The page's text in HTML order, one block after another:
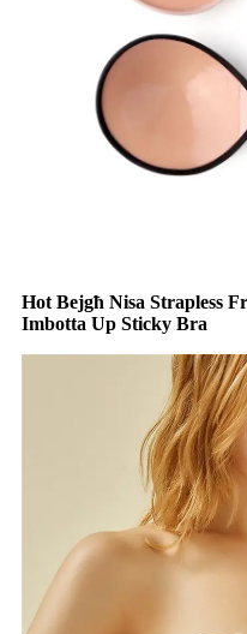
Hot Bejgħ Nisa Strapless
Imbotta Up Sticky Bra